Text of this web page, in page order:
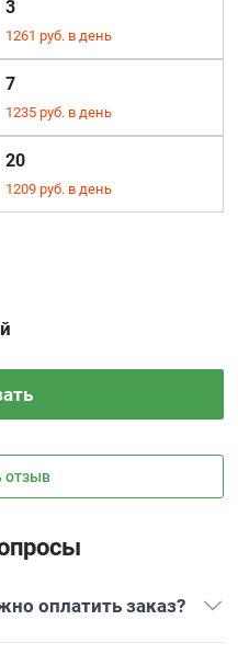
3
1261 руб. в день
7
1235 руб. в день
20
1209 руб. в день
отзыв
оплатить заказ?